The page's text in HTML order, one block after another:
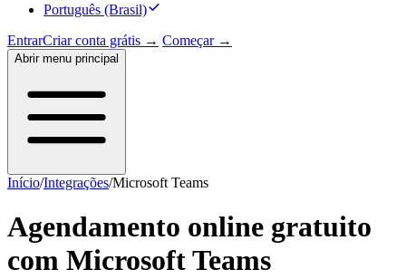
Português (Brasil)
EntrarCriar conta grátis → Começar →
Abrir menu principal
Início/Integrações/Microsoft Teams
Agendamento online gratuito
com Microsoft Teams